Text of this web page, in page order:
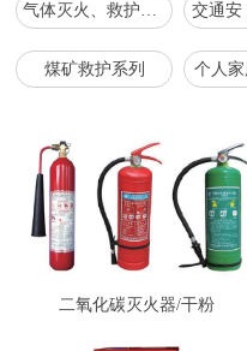
气体灭火、救护、应急抢救救援、工具系列 交通安
煤矿救护系列 个人
二氧化碳灭火器/干粉